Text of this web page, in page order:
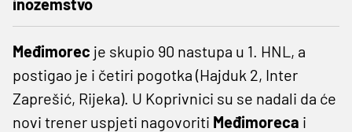
inozemstvo
Međimorec je skupio 90 nastupa u 1. HNL, a
postigao je i četiri pogotka (Hajduk 2, Inter
Zaprešić, Rijeka). U Koprivnici su se nadali da će
novi trener uspjeti nagovoriti Međimoreca i